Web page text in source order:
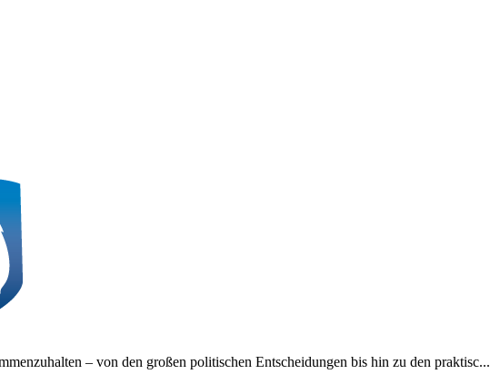
– von den großen politischen Entscheidungen bis hin zu den praktisc...